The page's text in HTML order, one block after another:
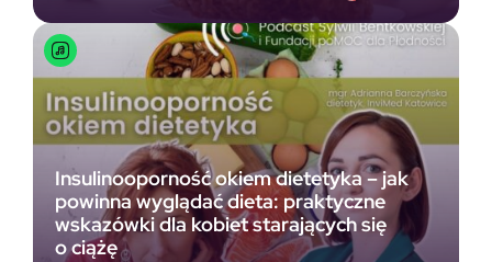
Insulinooporność okiem dietetyka – jak
powinna wyglądać dieta: praktyczne
wskazówki dla kobiet starających się
o ciążę